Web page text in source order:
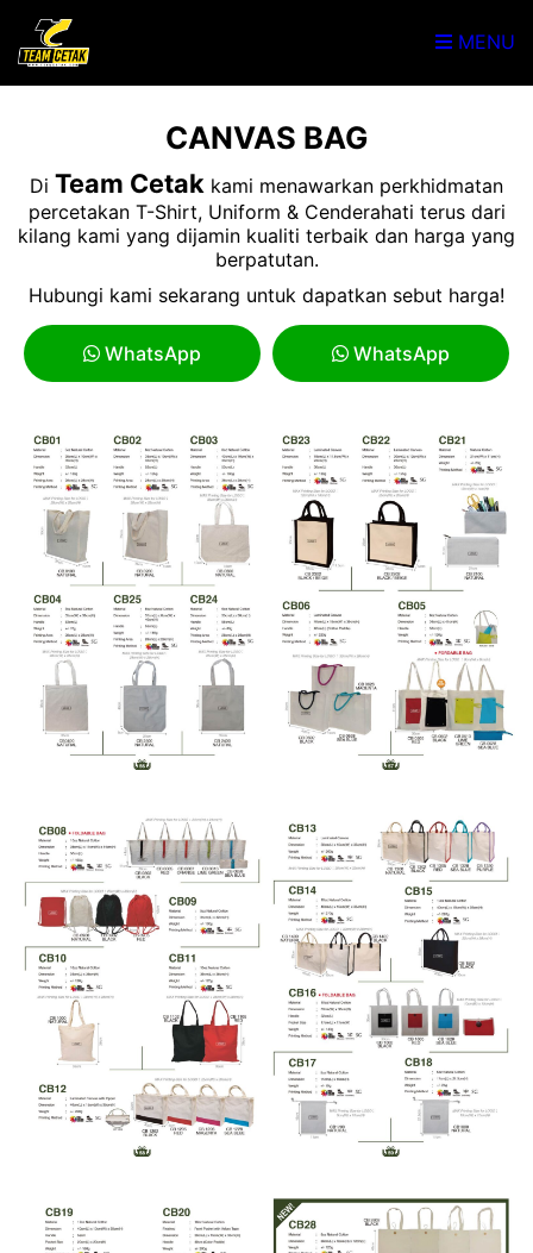
MENU
CANVAS BAG
Di Team Cetak kami menawarkan perkhidmatan
percetakan T-Shirt, Uniform & Cenderahati terus dari
kilang kami yang dijamin kualiti terbaik dan harga yang
berpatutan.
Hubungi kami sekarang untuk dapatkan sebut harga!
WhatsApp WhatsApp